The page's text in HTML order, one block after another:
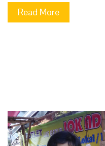
Read More